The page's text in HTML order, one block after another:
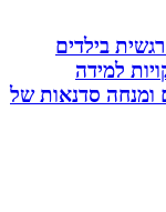
בילדים
סדנאות של